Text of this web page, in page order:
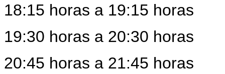
18:15 horas a 19:15 horas
19:30 horas a 20:30 horas
20:45 horas a 21:45 horas